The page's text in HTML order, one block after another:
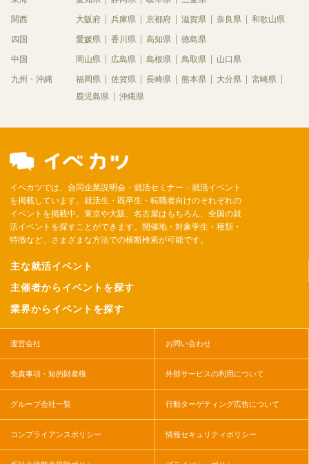
関西 大阪府 兵庫県 京都府 滋賀県 奈良県 和歌山県
四国 愛媛県 香川県 高知県 徳島県
中国 岡山県 広島県 島根県 鳥取県 山口県
九州・沖縄 福岡県 佐賀県 長崎県 熊本県 大分県
宮崎県
鹿児島県
沖縄県
イベカツでは、合同企業説明会・就活セミナー・就活イベント
を掲載しています。就活生・既卒生・転職者向けのそれぞれの
イベントを掲載中。東京や大阪、名古屋はもちろん、全国の就
活イベントを探すことができます。開催地・対象学生・種類・
特徴など、さまざまな方法での横断検索が可能です。
主な就活イベント
主催者からイベントを探す
業界からイベントを探す
運営会社 お問い合わせ
免責事項・知的財産権 外部サービスの利用について
グループ会社一覧 行動ターゲティング広告について
コンプライアンスポリシー 情報セキュリティポリシー